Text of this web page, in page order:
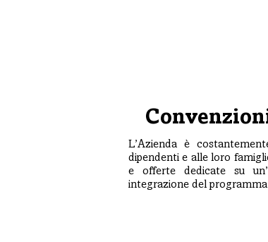
L’Azienda è
dipendenti e alle loro
e offerte dedicate su
integrazione del